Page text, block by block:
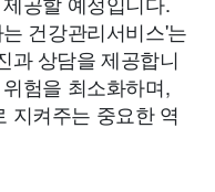
건강관리서비스'는
과 상담을 제공합니
험을 최소화하며,
지켜주는 중요한 역